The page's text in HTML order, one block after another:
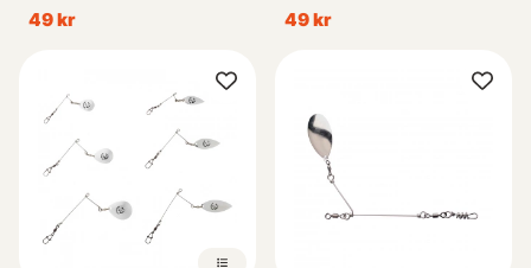
49 kr
49 kr